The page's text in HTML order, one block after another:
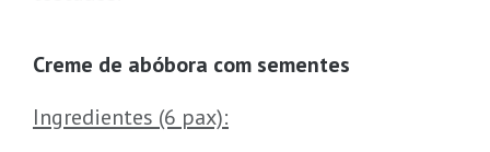
Creme de abóbora com sementes
Ingredientes (6 pax):